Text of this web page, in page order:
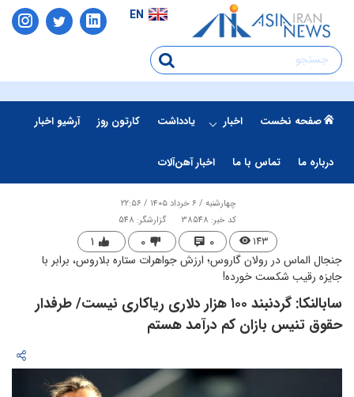
EN
صفحه نخست اخبار یادداشت کارتون روز آرشیو اخبار
درباره ما تماس با ما اخبار آهن‌آلات
چهارشنبه / ۶ خرداد ۱۴۰۵ / ۲۲:۵۶
کد خبر: 38548
گزارشگر: 548
۱۴۳ ۰ ۰ ۱
جنجال الماس در رولان گاروس؛ ارزش جواهرات ستاره بلاروس، برابر با
جایزه رقیب شکست خورده!
​سابالنکا: گردنبند ۱۰۰ هزار دلاری ریاکاری نیست/ طرفدار
حقوق تنیس بازان کم درآمد هستم